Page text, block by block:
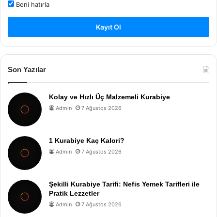
Beni hatırla
Kayıt Ol
Son Yazılar
Kolay ve Hızlı Üç Malzemeli Kurabiye
Admin 7 Ağustos 2026
1 Kurabiye Kaç Kalori?
Admin 7 Ağustos 2026
Şekilli Kurabiye Tarifi: Nefis Yemek Tarifleri ile
Pratik Lezzetler
Admin 7 Ağustos 2026